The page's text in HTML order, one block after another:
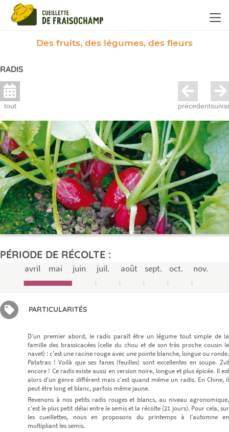
Des fruits, des légumes, des fleurs
RADIS
tout précedent
PÉRIODE DE RÉCOLTE :
avril mai juin juil. août sept. oct. nov.
PARTICULARITÉS
D'un premier abord, le radis paraît être un légume tout simple de la
famille des brassicacées (celle du chou et de son très proche cousin le
navet) : c'est une racine rouge avec une pointe blanche, longue ou ronde.
Patatras ! Voilà que ses fanes (feuilles) sont excellentes en soupe. Zut
encore ! Ce radis existe aussi en version noire, longue et plus épicée. Il est
alors d'un genre différent mais c'est quand même un radis. En Chine, il
peut être long et blanc, parfois même jaune.
Revenons à nos petits radis rouges et blancs, au niveau agronomique,
c'est le plus petit délai entre le semis et la récolte (21 jours). Pour cela, sur
les cueillettes, nous en proposons du printemps à l'automne en
multipliant les semis.
Panneau de gestion des cookies